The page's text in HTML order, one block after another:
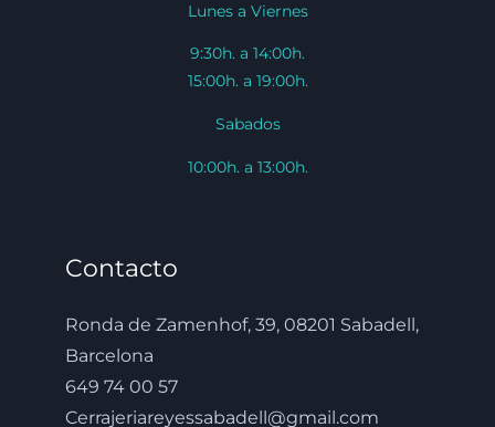
Lunes a Viernes
9:30h. a 14:00h.
15:00h. a 19:00h.
Sabados
10:00h. a 13:00h.
Contacto
Ronda de Zamenhof, 39, 08201 Sabadell,
Barcelona
649 74 00 57
Cerrajeriareyessabadell@gmail.com